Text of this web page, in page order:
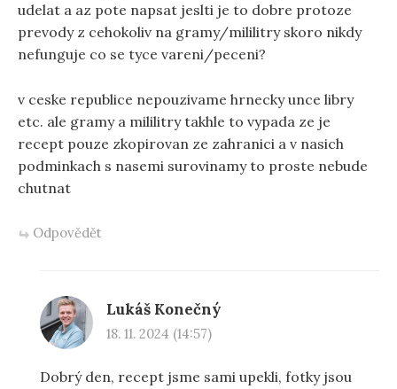
udelat a az pote napsat jeslti je to dobre protoze
prevody z cehokoliv na gramy/mililitry skoro nikdy
nefunguje co se tyce vareni/peceni?
v ceske republice nepouzivame hrnecky unce libry
etc. ale gramy a mililitry takhle to vypada ze je
recept pouze zkopirovan ze zahranici a v nasich
podminkach s nasemi surovinamy to proste nebude
chutnat
Odpovědět
Lukáš Konečný
18. 11. 2024 (14:57)
Dobrý den, recept jsme sami upekli, fotky jsou